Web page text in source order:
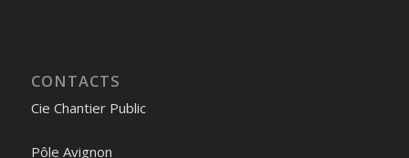
CONTACTS
Cie Chantier Public
Pôle Avignon